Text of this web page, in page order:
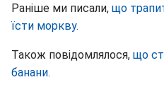
Раніше ми писали, що
їсти моркву.
Також повідомлялося, що
банани.